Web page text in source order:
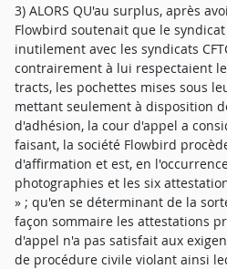
3) ALORS QU'au surplus, après
Flowbird soutenait que le syndicat
inutilement avec les syndicats
contrairement à lui respectaient
tracts, les pochettes mises sous
mettant seulement à disposition
d'adhésion, la cour d'appel a
faisant, la société Flowbird
d'affirmation et est, en
photographies et les six
» ; qu'en se déterminant de la
façon sommaire les attestations
d'appel n'a pas satisfait aux
de procédure civile violant ainsi